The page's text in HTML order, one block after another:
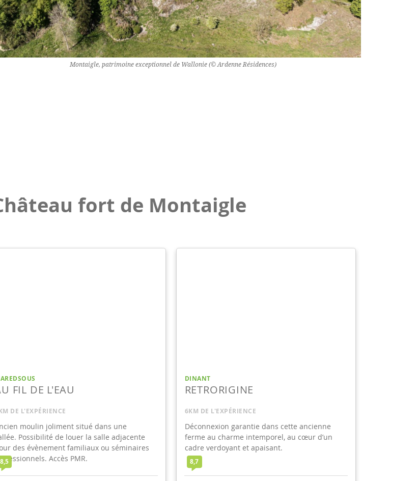
Montaigle, patrimoine exceptionnel de Wallonie (© Ardenne Résidences)
fort de Montaigle
FIL DE L'EAU
DE L'EXPÉRIENCE
moulin joliment situé dans une
Possibilité de louer la salle adjacente
des évènement familiaux ou séminaires
Accès PMR.
8,5
DINANT
RETRORIGINE
6KM DE L'EXPÉRIENCE
Déconnexion garantie dans cette ancienne
ferme au charme intemporel, au cœur d’un
cadre verdoyant et apaisant.
8,7